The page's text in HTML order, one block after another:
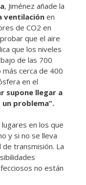
, Jiménez añade la
ventilación en
de CO2 en
que el aire
que los niveles
de las 700
cerca de 400
en el
supone llegar a
problema”.
en los que
y si no se lleva
transmisión. La
no están